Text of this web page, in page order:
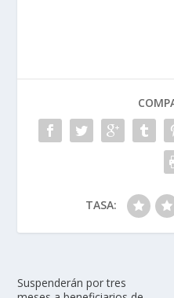
TASA:
Suspenderán por tres